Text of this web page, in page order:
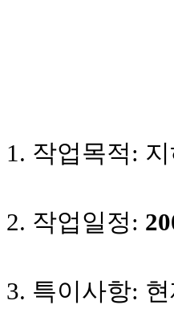
1. 작업목적:
2. 작업일정:
3. 특이사항: 현